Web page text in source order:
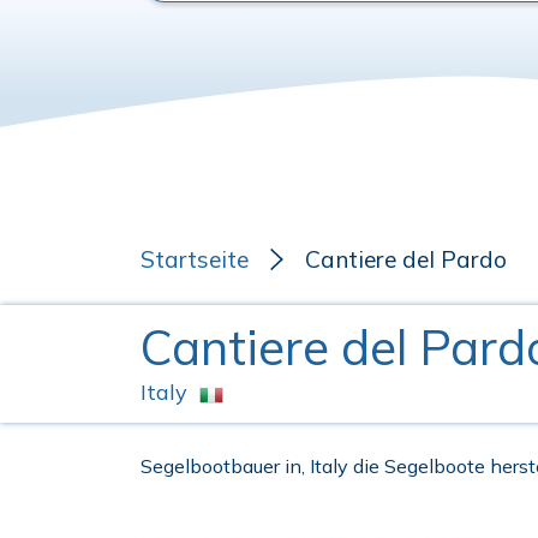
Startseite Cantiere del Pardo
Cantiere del
Italy
Segelbootbauer in, Italy die Segelboote